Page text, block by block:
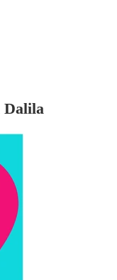
Dalila